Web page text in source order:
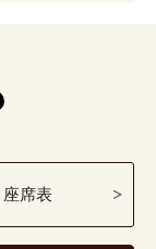
座席表